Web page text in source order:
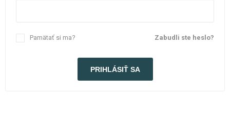
Zabudli ste heslo?
Pamätať si ma?